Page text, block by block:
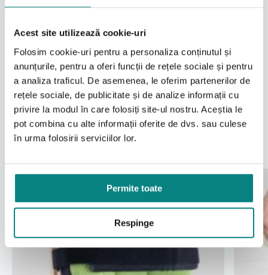
Acest site utilizează cookie-uri
Folosim cookie-uri pentru a personaliza conținutul și
anunțurile, pentru a oferi funcții de rețele sociale și pentru
a analiza traficul. De asemenea, le oferim partenerilor de
rețele sociale, de publicitate și de analize informații cu
privire la modul în care folosiți site-ul nostru. Aceștia le
pot combina cu alte informații oferite de dvs. sau culese
în urma folosirii serviciilor lor.
Permite toate
Respinge
Siguranța copilului este prioritară, dispozitivul
piept și pelvis , suporturi laterale, stabilizatoare
pentru picioare și frâne la roți. Fiecare element
ajustabil se blochează ferm, oferind părinților și
terapeuților încrederea că pacientul este
securizat corespunzător pe toată durata
utilizării.